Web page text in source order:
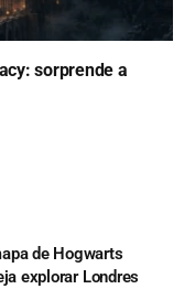
sorprende a
de Hogwarts
explorar Londres